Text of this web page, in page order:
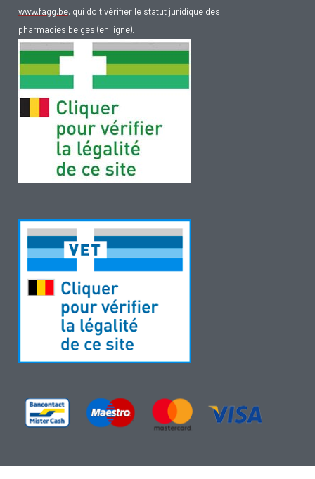
www.fagg.be, qui doit vérifier le statut juridique des
pharmacies belges (en ligne).